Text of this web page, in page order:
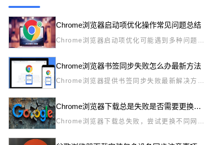
Chrome浏览器启动项优化操作常见问题总结
Chrome浏览器启动项优化可能遇到多种问题，
文章总结了常见情况，并提供操作方法与建议，
帮助用户高效完成优化。
Chrome浏览器书签同步失败怎么办最新方法
Chrome浏览器提供书签同步失败最新解决方
法，用户可快速恢复同步数据，实现多设备书签
一致，提高浏览器使用便捷性和效率。
Chrome浏览器下载总是失败是否需要更换网络节点
Chrome浏览器下载总失败，尝试更换不同网络
节点或使用VPN，绕过网络限制，提升下载成功
率。